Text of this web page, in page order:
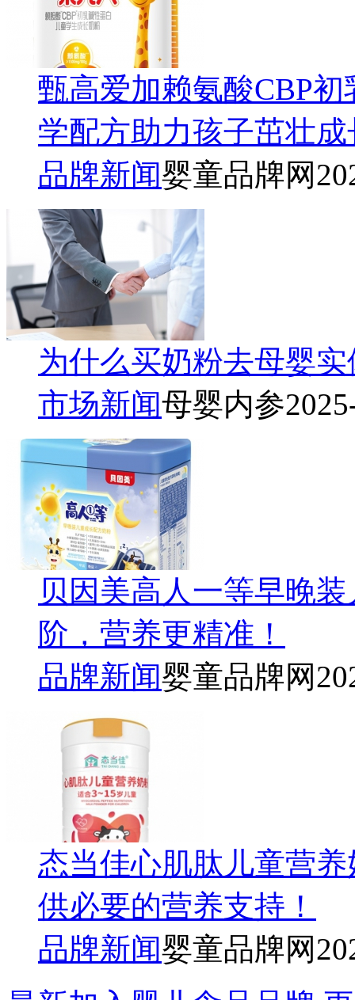
甄高爱加赖氨酸CBP
学配方助力孩子茁壮成
品牌新闻婴童品牌网
为什么买奶粉去母婴
市场新闻母婴内参
贝因美高人一等早晚
阶，营养更精准！
品牌新闻婴童品牌网
态当佳心肌肽儿童营
供必要的营养支持！
品牌新闻婴童品牌网